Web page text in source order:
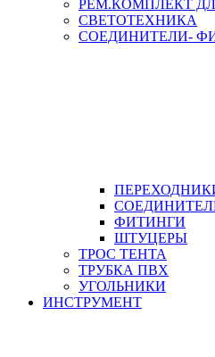
РЕМ.КОМПЛЕКТ
СВЕТОТЕХНИКА
СОЕДИНИТЕЛИ-
ФИТИНГИ
ШТУЦЕРЫ
ТРОС ТЕНТА
ТРУБКА ПВХ
УГОЛЬНИКИ
ИНСТРУМЕНТ